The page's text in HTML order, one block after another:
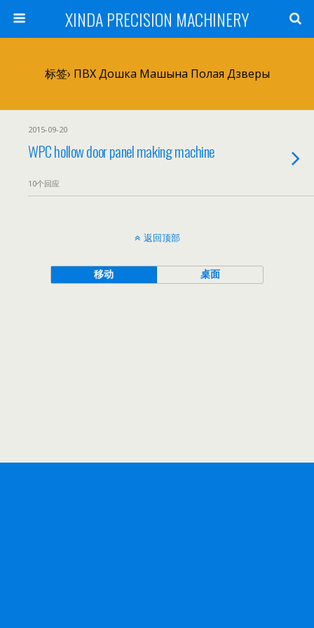
XINDA PRECISION MACHINERY
标签› ПВХ Дошка Машына Полая Дзверы
2015-09-20
WPC hollow door panel making machine
10个回应
返回顶部
移动 桌面